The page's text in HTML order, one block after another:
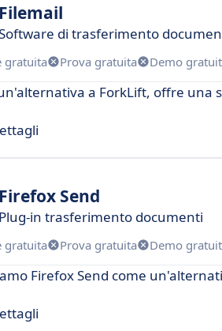
Filemail
di trasferimento
gratuita Prova gratuita Demo
a ForkLift, offre una
Firefox Send
Plug-in trasferimento documenti
gratuita Prova gratuita Demo
Firefox Send come